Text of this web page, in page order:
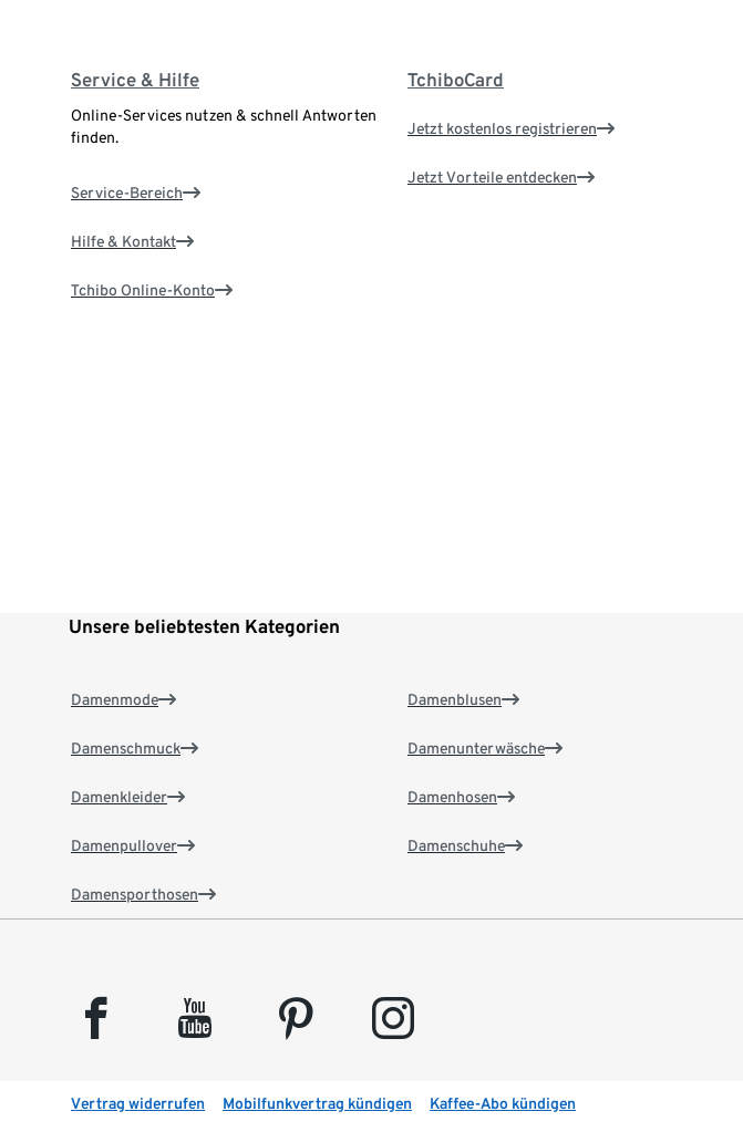
Service & Hilfe
Online-Services nutzen & schnell Antworten
finden.
Service-Bereich
Hilfe & Kontakt
Tchibo Online-Konto
TchiboCard
Jetzt kostenlos registrieren
Jetzt Vorteile entdecken
Unsere beliebtesten Kategorien
Damenmode
Damenschmuck
Damenkleider
Damenpullover
Damensporthosen
Damenblusen
Damenunterwäsche
Damenhosen
Damenschuhe
facebook youtube pinterest instagram
Vertrag widerrufen Mobilfunkvertrag kündigen Kaffee-Abo kündigen